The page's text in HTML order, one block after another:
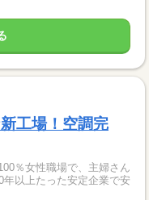
工場！空調完
％女性職場で、主婦さん
以上たった安定企業で安